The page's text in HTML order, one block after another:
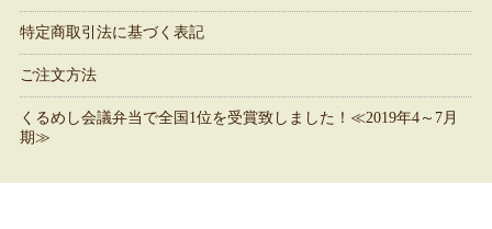
特定商取引法に基づく表記
ご注文方法
くるめし会議弁当で全国1位を受賞致しました！≪2019年4～7月
期≫